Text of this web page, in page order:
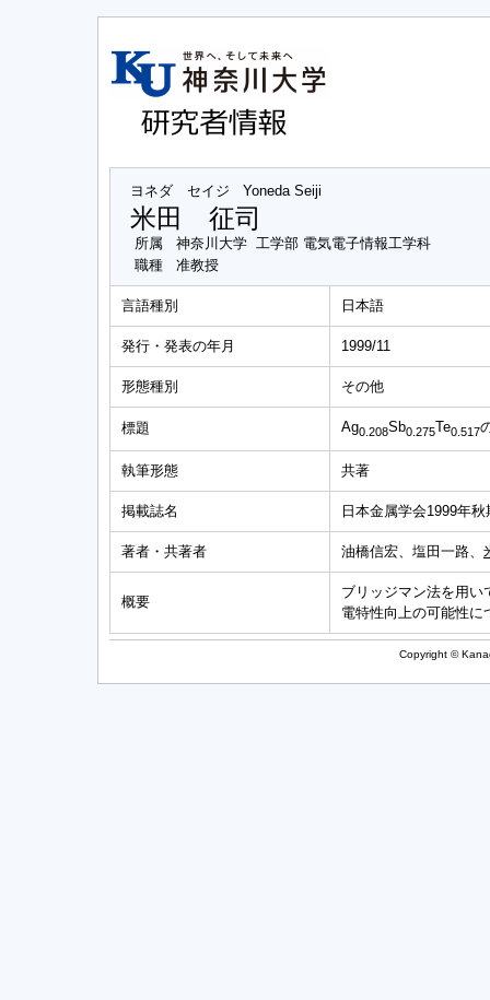
ヨネダ セイジ Yoneda Seiji
米田 征司
所属
神奈川大学 工学部 電気電子情報工学科
職種
准教授
言語種別 日本語
発行・発表の年月 1999/11
形態種別 その他
標題 Ag0 208Sb0 275Te0 517
執筆形態 共著
掲載誌名 日本金属学会1999年
著者・共著者 油橋信宏、塩田一路、
概要
ブリッジマン法を用い
電特性向上の可能性に
Copyright ©